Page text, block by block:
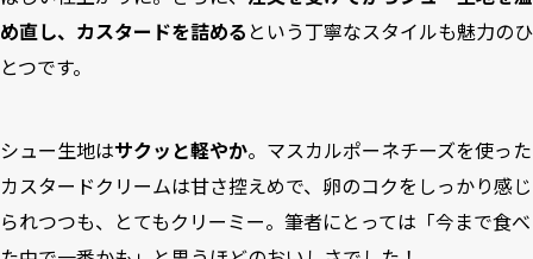
め直し、カスタードを詰める という丁寧なスタイルも魅力のひ
とつです。
シュー生地はサクッと軽やか。マスカルポーネチーズを使った
カスタードクリームは甘さ控えめで、卵のコクをしっかり感じ
られつつも、とてもクリーミー。筆者にとっては「今まで食べ